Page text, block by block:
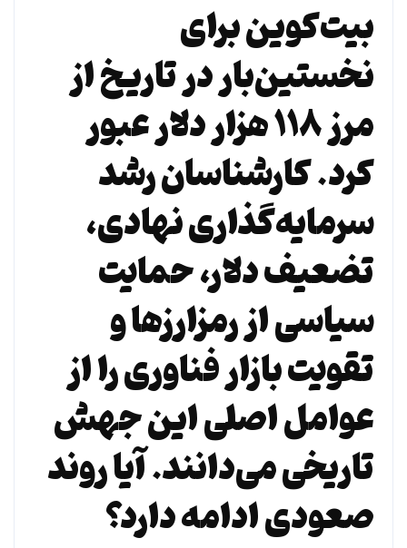
بیت‌کوین برای
نخستین‌بار در تاریخ از
مرز ۱۱۸ هزار دلار عبور
کرد. کارشناسان رشد
سرمایه‌گذاری نهادی،
تضعیف دلار، حمایت
سیاسی از رمزارزها و
تقویت بازار فناوری را از
عوامل اصلی این جهش
تاریخی می‌دانند. آیا روند
صعودی ادامه دارد؟